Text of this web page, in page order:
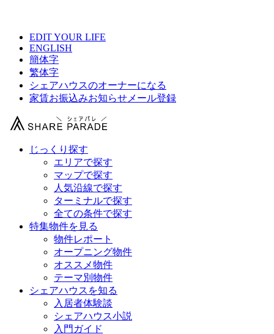
EDIT YOUR LIFE
ENGLISH
簡体字
繁体字
シェアハウスのオーナーになる
家賃お振込みお知らせメール登録
じっくり探す
エリアで探す
マップで探す
人気沿線で探す
ターミナルで探す
全ての条件で探す
特集物件を見る
物件レポート
オープニング物件
オススメ物件
テーマ別物件
シェアハウスを知る
入居者体験談
シェアハウス小説
入門ガイド